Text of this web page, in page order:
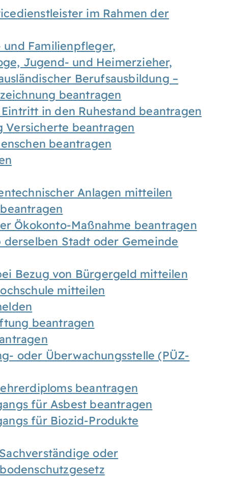
im Rahmen der
Familienpfleger,
Jugend- und Heimerzieher,
Berufsausbildung –
beantragen
in den Ruhestand beantragen
Versicherte beantragen
beantragen
Anlagen mitteilen
Ökokonto-Maßnahme beantragen
Stadt oder Gemeinde
Bezug von Bürgergeld mitteilen
mitteilen
beantragen
oder Überwachungsstelle (PÜZ-
beantragen
für Asbest beantragen
für Biozid-Produkte
oder